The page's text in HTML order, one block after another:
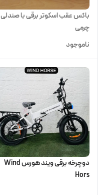
باکس عقب اسکوتر برقی با صندلی
چرمی
ناموجود
دوچرخه برقی ویند هورس Wind
Hors